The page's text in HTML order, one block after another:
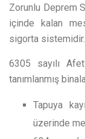
Zorunlu Deprem
içinde kalan
sigorta sistemidir.
6305 sayılı
tanımlanmış
Tapuya
üzerinde